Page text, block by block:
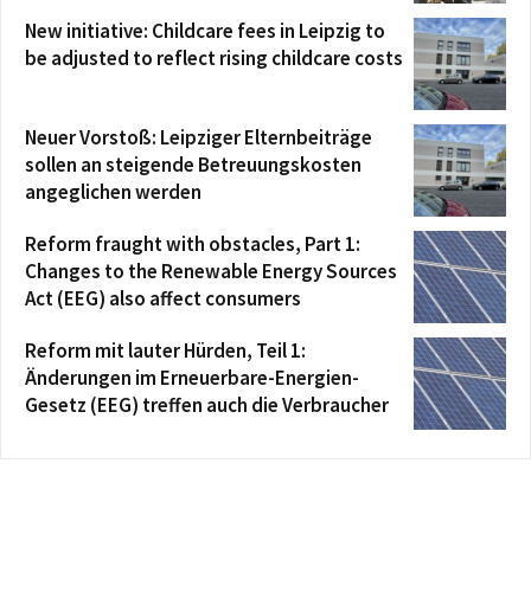
New initiative: Childcare fees in Leipzig to
be adjusted to reflect rising childcare costs
Neuer Vorstoß: Leipziger Elternbeiträge
sollen an steigende Betreuungskosten
angeglichen werden
Reform fraught with obstacles, Part 1:
Changes to the Renewable Energy Sources
Act (EEG) also affect consumers
Reform mit lauter Hürden, Teil 1:
Änderungen im Erneuerbare-Energien-
Gesetz (EEG) treffen auch die Verbraucher